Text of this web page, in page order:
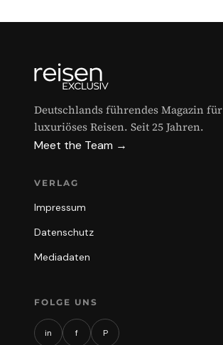
Deutschlands führendes Magazin für
luxuriöses Reisen. Seit 25 Jahren.
Meet the Team →
VERLAG
Impressum
Datenschutz
Mediadaten
FOLGE UNS
in f P